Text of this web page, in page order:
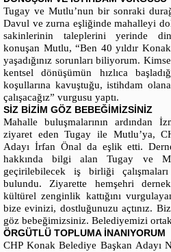
Tugay ve Mutlu’nun bir sonraki
Davul ve zurna eşliğinde mahalleyi
sakinlerinin taleplerini yerinde
konuşan Mutlu, “Ben 40 yıldır
yaşadığınız sorunları biliyorum.
kentsel dönüşümün hızlıca
koşullarına kavuştuğu, istihdam
çalışacağız” vurgusu yaptı.
SİZ BİZİM GÖZ BEBEĞİMİZSİNİZ
Mahalle buluşmalarının ardından
ziyaret eden Tugay ile Mutlu’ya,
Adayı İrfan Önal da eşlik etti.
hakkında bilgi alan Tugay ve
geçirilebilecek iş birliği
bulundu. Ziyarette hemşehri
kültürel zenginlik kattığını
bize evinizi, dostluğunuzu açtınız.
göz bebeğimizsiniz. Belediyemizi
ÖRGÜTLÜ TOPLUMA İNANIYORUM
CHP Konak Belediye Başkan Adayı